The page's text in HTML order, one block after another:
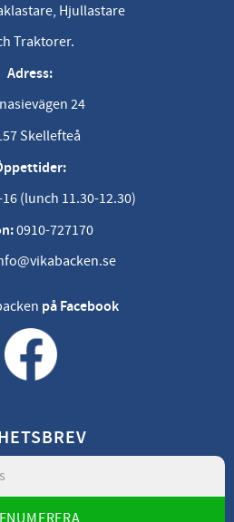
Hjullastare
Traktorer.
Adress:
24
Skellefteå
(lunch 11.30-12.30)
0910-727170
på Facebook